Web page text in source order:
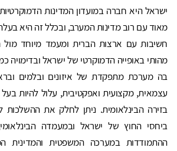
ישראל היא חברה במועדון המדינות
מאוד עם רוב מדינות המערב, ובכלל זה היא
חשיבות עם ארצות הברית ומעמד מיוחד מול
מהותי באופייה הדמוקרטי של ישראל ובדימויה
בה מערכת מתפקדת של איזונים ובלמים
עצמאית, מקצועית ואפקטיבית, עלול להיות
בזירה הבינלאומית. ניתן לחלק את ההשלכות
ביחסי החוץ של ישראל ובמעמדה
ההתמודדות במערכה המשפטית והמדינית